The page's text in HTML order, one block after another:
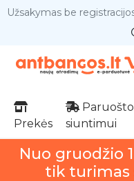
Užsakymas be
Prekės
siuntimui
Nuo gruodžio
tik turimas